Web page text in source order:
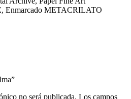
METACRILATO
no será publicada. Los campos